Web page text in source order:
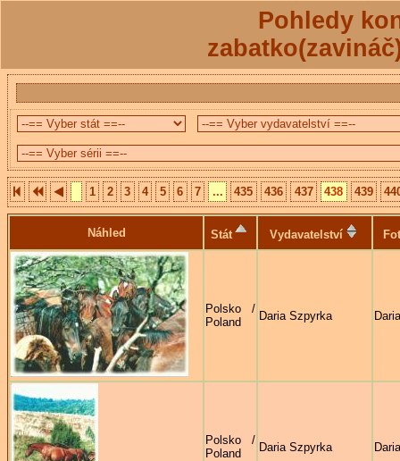
Pohledy
1 2 3 4 5 6 7 ... 435 436 437 438 439
Náhled Stát Vydavatelství
Polsko /
Poland
Daria Szpyrka
Polsko /
Poland
Daria Szpyrka